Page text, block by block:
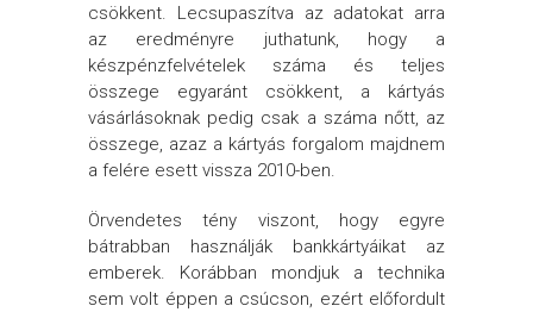
csökkent. Lecsupaszítva az adatokat arra
az eredményre juthatunk, hogy a
készpénzfelvételek száma és teljes
összege egyaránt csökkent, a kártyás
vásárlásoknak pedig csak a száma nőtt, az
összege, azaz a kártyás forgalom majdnem
a felére esett vissza 2010-ben.
Örvendetes tény viszont, hogy egyre
bátrabban használják bankkártyáikat az
emberek. Korábban mondjuk a technika
sem volt éppen a csúcson, ezért előfordult